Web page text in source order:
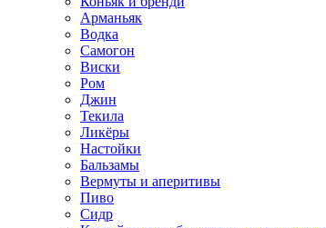
Арманьяк
Водка
Самогон
Виски
Ром
Джин
Текила
Ликёры
Настойки
Бальзамы
Вермуты и аперитивы
Пиво
Сидр